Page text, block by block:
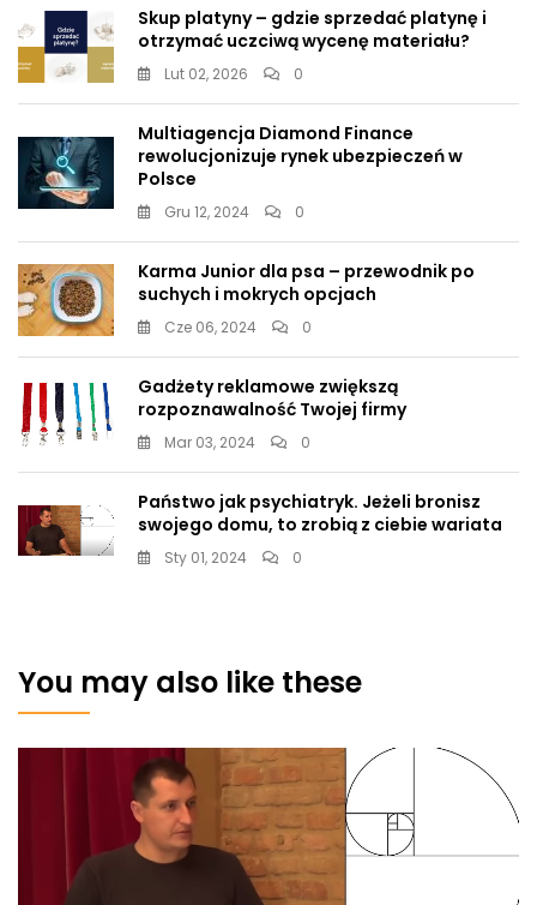
Skup platyny – gdzie sprzedać platynę i
otrzymać uczciwą wycenę materiału?
Lut 02, 2026 0
Multiagencja Diamond Finance
rewolucjonizuje rynek ubezpieczeń w
Polsce
Gru 12, 2024 0
Karma Junior dla psa – przewodnik po
suchych i mokrych opcjach
Cze 06, 2024 0
Gadżety reklamowe zwiększą
rozpoznawalność Twojej firmy
Mar 03, 2024 0
Państwo jak psychiatryk. Jeżeli bronisz
swojego domu, to zrobią z ciebie wariata
Sty 01, 2024 0
You may also like these